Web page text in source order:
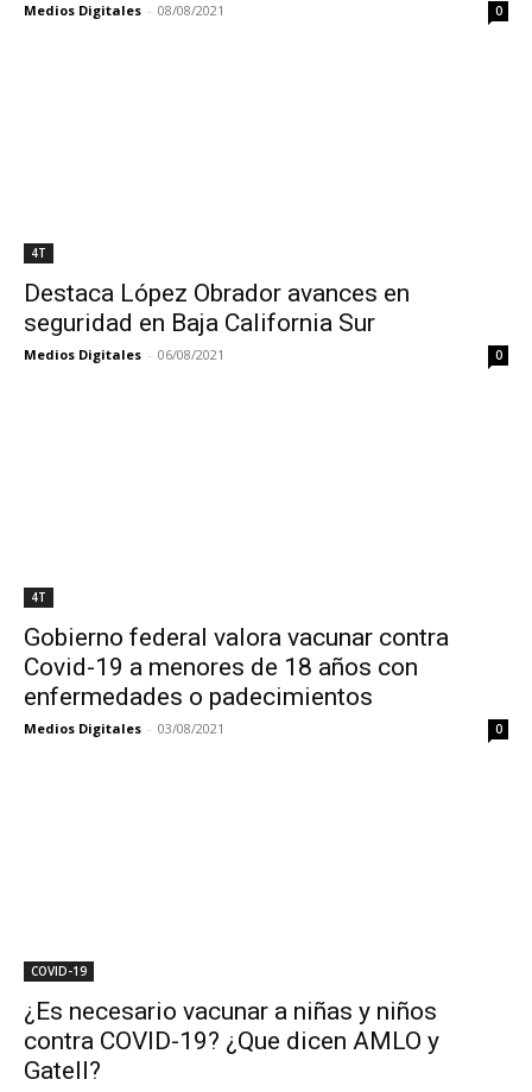
Medios Digitales - 08/08/2021 0
4T
Destaca López Obrador avances en
seguridad en Baja California Sur
Medios Digitales - 06/08/2021 0
4T
Gobierno federal valora vacunar contra
Covid-19 a menores de 18 años con
enfermedades o padecimientos
Medios Digitales - 03/08/2021 0
COVID-19
¿Es necesario vacunar a niñas y niños
contra COVID-19? ¿Que dicen AMLO y
Gatell?